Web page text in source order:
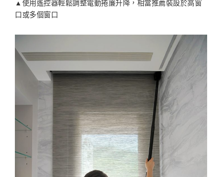
▲使用遙控器輕鬆調整電動捲簾升降，相當推薦裝設於高窗
口或多個窗口